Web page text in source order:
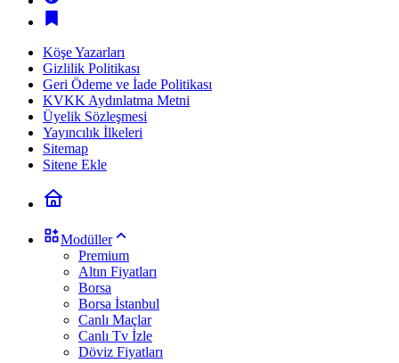
Köşe Yazarları
Gizlilik Politikası
Geri Ödeme ve İade Politikası
KVKK Aydınlatma Metni
Üyelik Sözleşmesi
Yayıncılık İlkeleri
Sitemap
Sitene Ekle
Modüller
Premium
Altın Fiyatları
Borsa
Borsa İstanbul
Canlı Maçlar
Canlı Tv İzle
Döviz Fiyatları